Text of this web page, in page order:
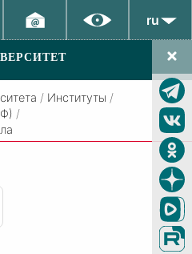
ru
/ Институты /
/